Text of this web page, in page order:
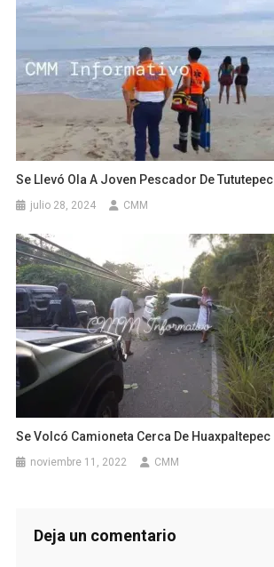
Se Llevó Ola A Joven Pescador De Tututepec
julio 28, 2024 CMM
Se Volcó Camioneta Cerca De Huaxpaltepec
noviembre 11, 2022 CMM
Deja un comentario